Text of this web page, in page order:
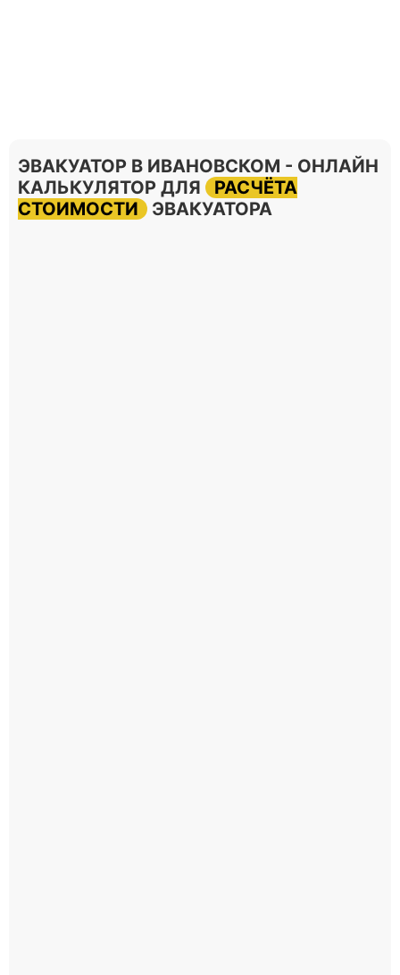
ЭВАКУАТОР В ИВАНОВСКОМ - ОНЛАЙН
КАЛЬКУЛЯТОР ДЛЯ
РАСЧЁТА
СТОИМОСТИ
ЭВАКУАТОРА